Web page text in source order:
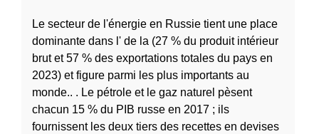
Le secteur de l'énergie en Russie tient une place
dominante dans l' de la (27 % du produit intérieur
brut et 57 % des exportations totales du pays en
2023) et figure parmi les plus importants au
monde.. . Le pétrole et le gaz naturel pèsent
chacun 15 % du PIB russe en 2017 ; ils
fournissent les deux tiers des recettes en devises